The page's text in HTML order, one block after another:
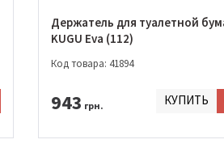
Держатель для туалетной
KUGU Eva (112)
Код товара: 41894
943 грн. КУПИТЬ